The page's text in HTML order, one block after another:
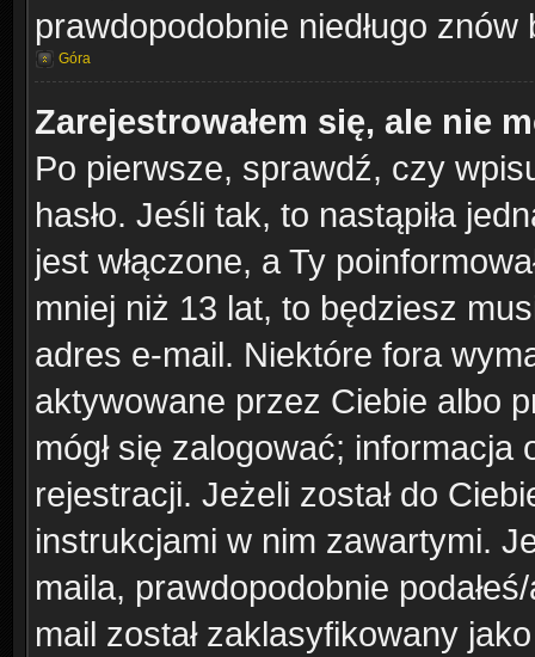
prawdopodobnie niedługo
Góra
Zarejestrowałem się, ale nie
Po pierwsze, sprawdź, czy
hasło. Jeśli tak, to nastąpiła
jest włączone, a Ty
mniej niż 13 lat, to będziesz
adres e-mail. Niektóre fora
aktywowane przez Ciebie albo
mógł się zalogować;
rejestracji. Jeżeli został do
instrukcjami w nim zawartymi.
maila, prawdopodobnie
mail został zaklasyfikowany